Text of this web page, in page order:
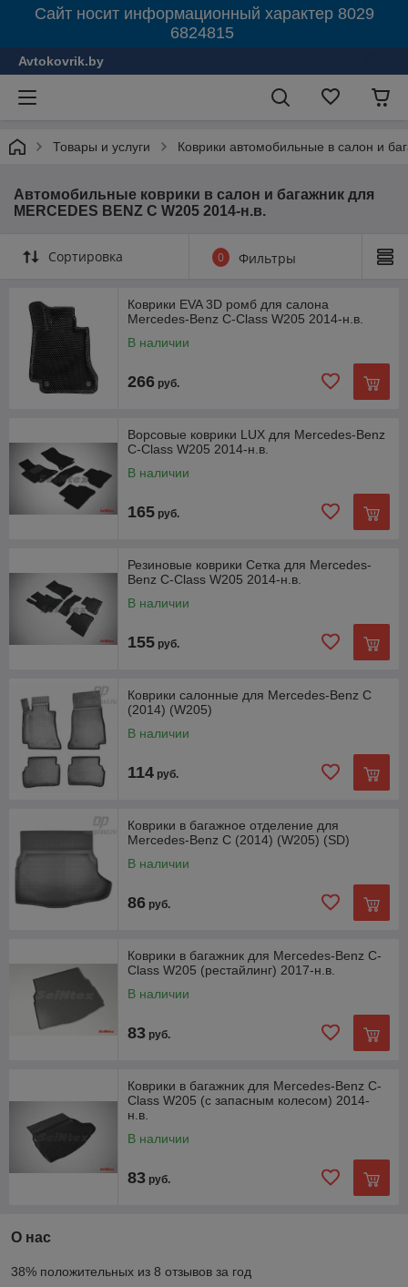
Сайт носит информационный характер 8029
6824815
Avtokovrik.by
Товары и услуги Коврики автомобильные в салон и
Автомобильные коврики в салон и багажник для
MERCEDES BENZ C W205 2014-н.в.
Сортировка 0 Фильтры
Коврики EVA 3D ромб для салона
Mercedes-Benz C-Class W205 2014-н.в.
В наличии
266 руб.
Ворсовые коврики LUX для Mercedes-Benz
C-Class W205 2014-н.в.
В наличии
165 руб.
Резиновые коврики Сетка для Mercedes-
Benz C-Class W205 2014-н.в.
В наличии
155 руб.
Коврики салонные для Mercedes-Benz C
(2014) (W205)
В наличии
114 руб.
Коврики в багажное отделение для
Mercedes-Benz C (2014) (W205) (SD)
В наличии
86 руб.
Коврики в багажник для Mercedes-Benz C-
Class W205 (рестайлинг) 2017-н.в.
В наличии
83 руб.
Коврики в багажник для Mercedes-Benz C-
Class W205 (с запасным колесом) 2014-
н.в.
В наличии
83 руб.
О нас
38% положительных из 8 отзывов за год